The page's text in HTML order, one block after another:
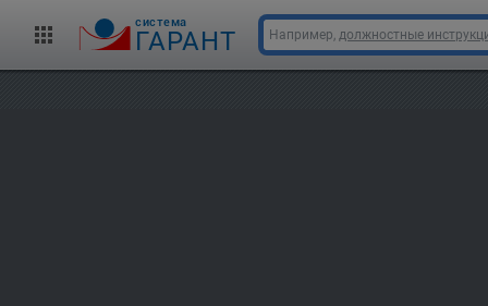
cистема
ГАРАНТ Например, должностные